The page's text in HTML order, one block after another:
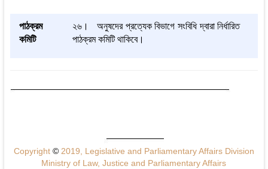
পাঠক্রম
কমিটি
২৬। অনুষদের প্রত্যেক বিভাগে সংবিধি দ্বারা নির্ধারিত
পাঠক্রম কমিটি থাকিবে।
Copyright ©2019, Legislative and Parliamentary Affairs Division
Ministry of Law, Justice and Parliamentary Affairs